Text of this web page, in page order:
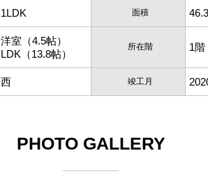
1LDK 面積
洋室（4.5帖）
LDK（13.8帖）
所在階 1階
西 竣工月
PHOTO GALLERY